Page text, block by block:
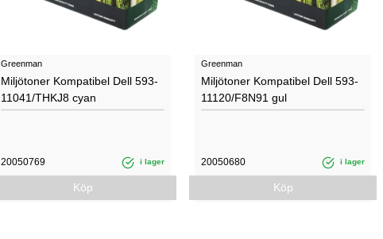
Greenman
Miljötoner Kompatibel Dell 593-
11041/THKJ8 cyan
20050769 i lager
Köp
Greenman
Miljötoner Kompatibel Dell 593-
11120/F8N91 gul
20050680 i lager
Köp